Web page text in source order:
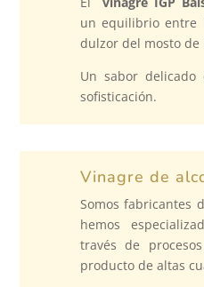
un equilibrio entre
dulzor del mosto de
Un sabor
sofisticación.
Vinagre de
Somos fabricantes
hemos
través de
producto de altas